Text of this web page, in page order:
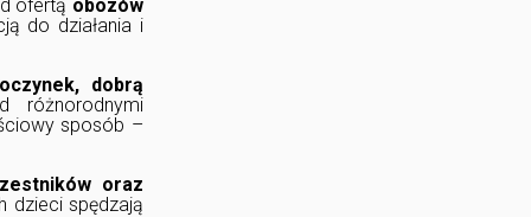
ofertą obozów
do działania i
dobrą
różnorodnymi
sposób –
oraz
dzieci spędzają